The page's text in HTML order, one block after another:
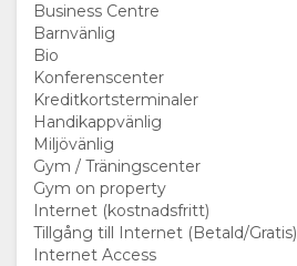
FACILITETER
DOKUMENT
GALLERI
BILDER
VIDEO
KARTA
PLATS
KONTAKT
Business Centre
Barnvänlig
Bio
Konferenscenter
Kreditkortsterminaler
Handikappvänlig
Miljövänlig
Gym / Träningscenter
Gym on property
Internet (kostnadsfritt)
Tillgång till Internet (Betald/Gratis)
Internet Access